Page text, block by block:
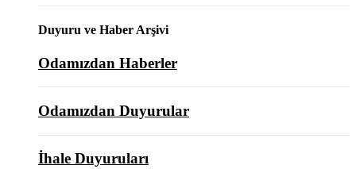
Duyuru ve Haber Arşivi
Odamızdan Haberler
Odamızdan Duyurular
İhale Duyuruları